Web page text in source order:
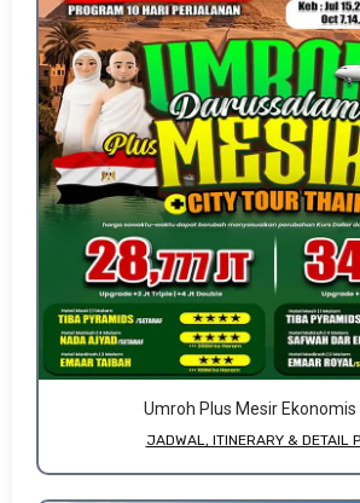
Umroh Plus Mesir Ekonomis
JADWAL, ITINERARY & DETAIL